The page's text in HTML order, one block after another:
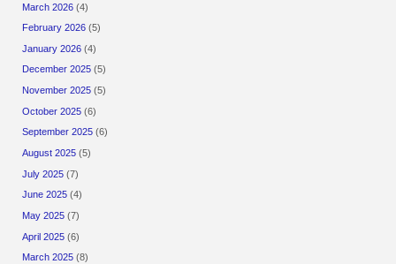
March 2026 (4)
February 2026 (5)
January 2026 (4)
December 2025 (5)
November 2025 (5)
October 2025 (6)
September 2025 (6)
August 2025 (5)
July 2025 (7)
June 2025 (4)
May 2025 (7)
April 2025 (6)
March 2025 (8)